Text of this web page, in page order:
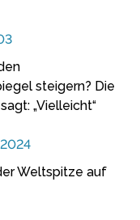
steigern? Die
„Vielleicht“
Weltspitze auf